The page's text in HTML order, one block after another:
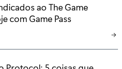
ao The Game
com Game Pass